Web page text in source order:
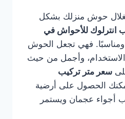
حوش منزلك بشكل
انترلوك للأحواش في
ومناسبًا. فهي تجعل الحوش
وأجمل من حيث
سعر متر تركيب
الحصول على أرضية
أجواء عجمان ويستمر